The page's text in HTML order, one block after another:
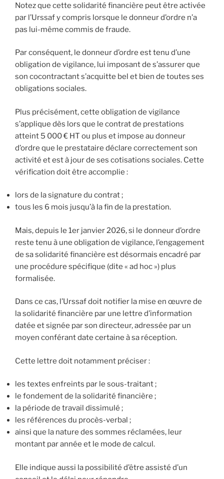
Notez que cette solidarité financière peut être activée
par l’Urssaf y compris lorsque le donneur d’ordre n’a
pas lui-même commis de fraude.
Par conséquent, le donneur d’ordre est tenu d’une
obligation de vigilance, lui imposant de s’assurer que
son cocontractant s’acquitte bel et bien de toutes ses
obligations sociales.
Plus précisément, cette obligation de vigilance
s’applique dès lors que le contrat de prestations
atteint 5 000 € HT ou plus et impose au donneur
d’ordre que le prestataire déclare correctement son
activité et est à jour de ses cotisations sociales. Cette
vérification doit être accomplie :
lors de la signature du contrat ;
tous les 6 mois jusqu’à la fin de la prestation.
Mais, depuis le 1er janvier 2026, si le donneur d’ordre
reste tenu à une obligation de vigilance, l’engagement
de sa solidarité financière est désormais encadré par
une procédure spécifique (dite « ad hoc ») plus
formalisée.
Dans ce cas, l’Urssaf doit notifier la mise en œuvre de
la solidarité financière par une lettre d’information
datée et signée par son directeur, adressée par un
moyen conférant date certaine à sa réception.
Cette lettre doit notamment préciser :
les textes enfreints par le sous-traitant ;
le fondement de la solidarité financière ;
la période de travail dissimulé ;
les références du procès-verbal ;
ainsi que la nature des sommes réclamées, leur
montant par année et le mode de calcul.
Elle indique aussi la possibilité d’être assisté d’un